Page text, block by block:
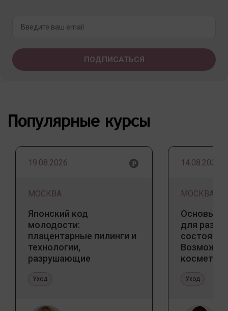
Популярные курсы
19.08.2026
МОСКВА
Японский код
молодости:
плацентарные пилинги и
технологии,
разрушающие
Уход
14.08.2026
МОСКВА
Основы
для
Уход